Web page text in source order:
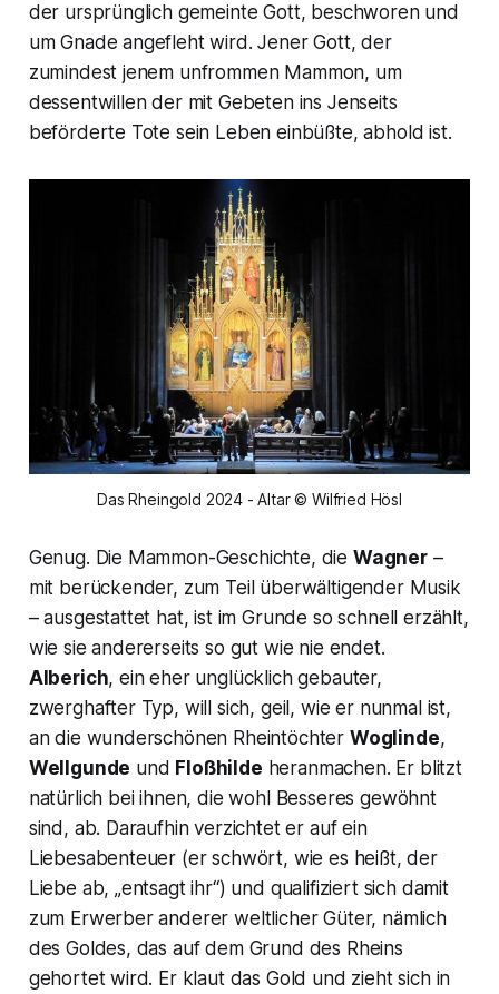
der ursprünglich gemeinte Gott, beschworen und
um Gnade angefleht wird. Jener Gott, der
zumindest jenem unfrommen Mammon, um
dessentwillen der mit Gebeten ins Jenseits
beförderte Tote sein Leben einbüßte, abhold ist.
Das Rheingold 2024 - Altar © Wilfried Hösl
Genug. Die Mammon-Geschichte, die Wagner–
mit berückender, zum Teil überwältigender Musik
– ausgestattet hat, ist im Grunde so schnell erzählt,
wie sie andererseits so gut wie nie endet.
Alberich, ein eher unglücklich gebauter,
zwerghafter Typ, will sich, geil, wie er nunmal ist,
an die wunderschönen Rheintöchter Woglinde,
Wellgunde und Floßhilde heranmachen. Er blitzt
natürlich bei ihnen, die wohl Besseres gewöhnt
sind, ab. Daraufhin verzichtet er auf ein
Liebesabenteuer (er schwört, wie es heißt, der
Liebe ab, „entsagt ihr“) und qualifiziert sich damit
zum Erwerber anderer weltlicher Güter, nämlich
des Goldes, das auf dem Grund des Rheins
gehortet wird. Er klaut das Gold und zieht sich in